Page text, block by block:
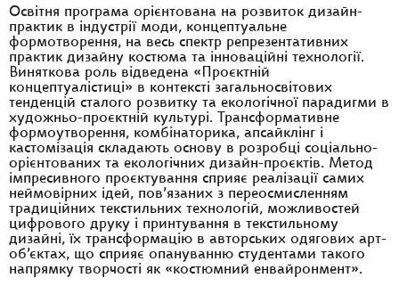
Освітня програма орієнтована на розвиток дизайн-
практик в індустрії моди, концептуальне
формотворення, на весь спектр репрезентативних
практик дизайну костюма та інноваційні технології.
Виняткова роль відведена «Проєктній
концептуалістиці» в контексті загальносвітових
тенденцій сталого розвитку та екологічної парадигми в
художньо-проєктній культурі. Трансформативне
формоутворення, комбінаторика, апсайклінг і
кастомізація складають основу в розробці соціально-
орієнтованих та екологічних дизайн-проєктів. Метод
імпресивного проєктування сприяє реалізації самих
неймовірних ідей, пов’язаних з переосмисленням
традиційних текстильних технологій, можливостей
цифрового друку і принтування в текстильному
дизайні, їх трансформацію в авторських одягових арт-
об’єктах, що сприяє опануванню студентами такого
напрямку творчості як «костюмний енвайронмент».